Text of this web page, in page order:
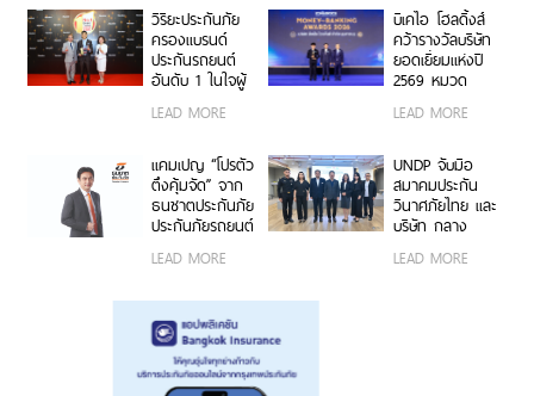
ตอกย้ำความเป็น
ผู้นำธุรกิจประกัน
ภัยที่ขับเคลื่อน
ความยั่งยืนตาม
วิริยะประกันภัย
ครองแบรนด์
ประกันรถยนต์
อันดับ 1 ในใจผู้
บริโภค 3 ปีซ้อน
บนเวที
Brand Thailand
2026”
LEAD MORE
บีเคไอ โฮลดิ้งส์
คว้ารางวัลบริษัท
ยอดเยี่ยมแห่งปี
2569 หมวด
และประกันชีวิต
ซ้อน จากงาน
Money &
Banking Awards
2026 ตอกย้ำ
เติบโตอย่างโดด
LEAD MORE
แคมเปญ “โปรตัว
ตึงคุ้มจัด” จาก
ธนชาตประกันภัย
ประกันภัยรถยนต์
เจาะกลุ่มรถ
ยอดนิยม
LEAD MORE
UNDP จับมือ
สมาคมประกัน
วินาศภัยไทย และ
บริษัท กลาง
ภัยจากรถ จำกัด
LEAD MORE